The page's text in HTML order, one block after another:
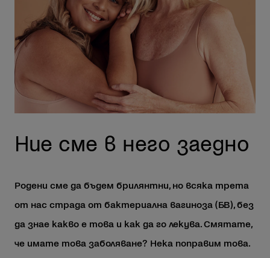
Ние сме в него заедно
Родени сме да бъдем брилянтни, но всяка трета
от нас страда от бактериална вагиноза (БВ), без
да знае какво е това и как да го лекува. Смятате,
че имате това заболяване? Нека поправим това.